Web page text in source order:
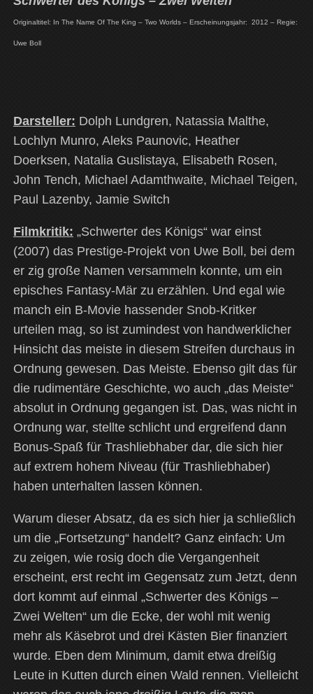
Originaltitel: In The Name Of The King – Two Worlds – Erscheinungsjahr: 2012 – Regie:
Uwe Boll
Darsteller: Dolph Lundgren, Natassia Malthe,
Lochlyn Munro, Aleks Paunovic, Heather
Doerksen, Natalia Guslistaya, Elisabeth Rosen,
John Tench, Michael Adamthwaite, Michael Teigen,
Paul Lazenby, Jamie Switch
Filmkritik: „Schwerter des Königs“ war einst
(2007) das Prestige-Projekt von Uwe Boll, bei dem
er zig große Namen versammeln konnte, um ein
episches Fantasy-Mär zu erzählen. Und egal wie
manch ein B-Movie hassender Snob-Kritker
urteilen mag, so ist zumindest von handwerklicher
Hinsicht das meiste in diesem Streifen durchaus in
Ordnung gewesen. Das Meiste. Ebenso gilt das für
die rudimentäre Geschichte, wo auch „das Meiste“
absolut in Ordnung gegangen ist. Das, was nicht in
Ordnung war, stellte schlicht und ergreifend dann
Bonus-Spaß für Trashliebhaber dar, die sich hier
auf extrem hohem Niveau (für Trashliebhaber)
haben unterhalten lassen können.
Warum dieser Absatz, da es sich hier ja schließlich
um die „Fortsetzung“ handelt? Ganz einfach: Um
zu zeigen, wie rosig doch die Vergangenheit
erscheint, erst recht im Gegensatz zum Jetzt, denn
dort kommt auf einmal „Schwerter des Königs –
Zwei Welten“ um die Ecke, der wohl mit wenig
mehr als Käsebrot und drei Kästen Bier finanziert
wurde. Eben dem Minimum, damit etwa dreißig
Leute in Kutten durch einen Wald rennen. Vielleicht